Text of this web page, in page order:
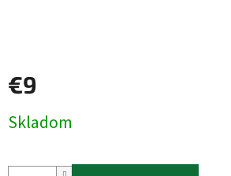
€9
cena:
Skladom